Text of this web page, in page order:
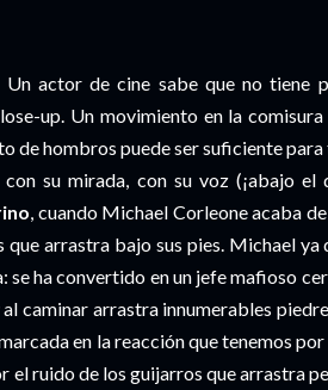
Un actor de cine sabe que no tiene
up. Un movimiento en la
de hombros puede ser suficiente
su mirada, con su voz (¡abajo el
, cuando Michael Corleone acaba
arrastra bajo sus pies. Michael ya
se ha convertido en un jefe mafioso
caminar arrastra innumerables
en la reacción que tenemos
ruido de los guijarros que arrastra